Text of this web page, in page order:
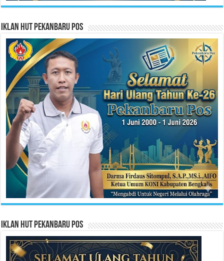
Iklan HUT Pekanbaru Pos
Iklan HUT Pekanbaru Pos